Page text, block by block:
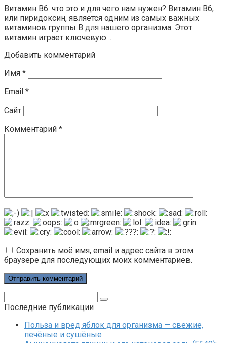
Витамин В6: что это и для чего нам нужен? Витамин В6,
или пиридоксин, является одним из самых важных
витаминов группы В для нашего организма. Этот
витамин играет ключевую…
Добавить комментарий
Имя *
Email *
Сайт
Комментарий *
Сохранить моё имя, email и адрес сайта в этом
браузере для последующих моих комментариев.
Последние публикации
Польза и вред яблок для организма — свежие,
печёные и сушёные